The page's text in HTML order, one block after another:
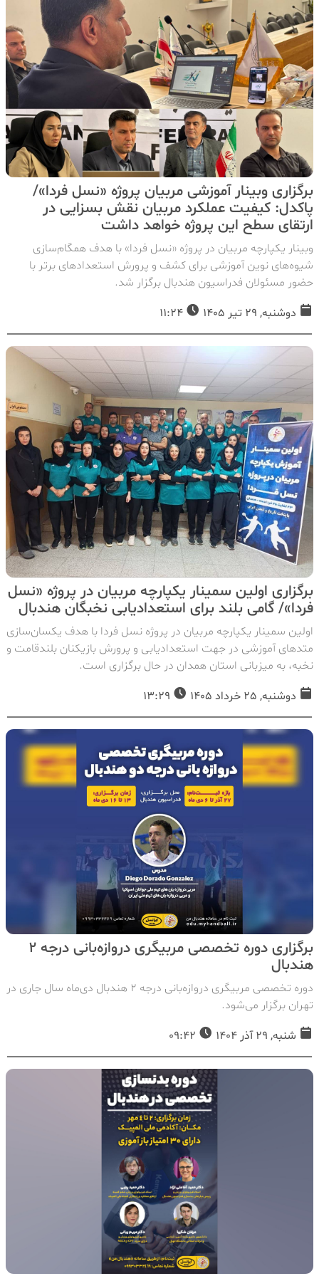
برگزاری وبینار آموزشی مربیان پروژه «نسل فردا»/
پاکدل: کیفیت عملکرد مربیان نقش بسزایی در
ارتقای سطح این پروژه خواهد داشت
وبینار یکپارچه مربیان در پروژه «نسل فردا» با هدف همگام‌سازی
شیوه‌های نوین آموزشی برای کشف و پرورش استعدادهای برتر با
حضور مسئولان فدراسیون هندبال برگزار شد.
دوشنبه, 29 تیر 1405
برگزاری اولین سمینار یکپارچه مربیان در پروژه «نسل
فردا»/ گامی بلند برای استعدادیابی نخبگان هندبال
اولین سمینار یکپارچه مربیان در پروژه نسل فردا با هدف یکسان‌سازی
متد‌های آموزشی در جهت استعدادیابی و پرورش بازیکنان بلندقامت و
نخبه، به میزبانی استان همدان در حال برگزاری است.
دوشنبه, 25 خرداد 1405
برگزاری دوره تخصصی مربیگری دروازه‌بانی درجه ۲
هندبال
دوره تخصصی مربیگری دروازه‌بانی درجه ۲ هندبال دی‌ماه سال جاری در
تهران برگزار می‌شود.
شنبه, 29 آذر 1404